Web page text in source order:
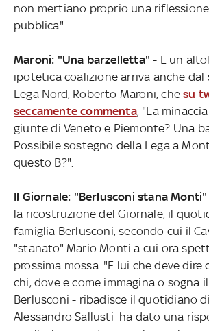
non mertiano proprio una
pubblica".
Maroni: "Una barzelletta" - E un
ipotetica coalizione arriva anche dal
Lega Nord, Roberto Maroni, chesu
seccamente commenta, "La
giunte di Veneto e Piemonte? Una
Possibile sostegno della Lega a
questo B?".
Il Giornale: "Berlusconi stana Monti"
la ricostruzione del Giornale, il
famiglia Berlusconi, secondo cui il
"stanato" Mario Monti a cui ora
prossima mossa. "E lui che deve dire
chi, dove e come immagina o sogna
Berlusconi - ribadisce il quotidiano
Alessandro Sallusti ha dato una